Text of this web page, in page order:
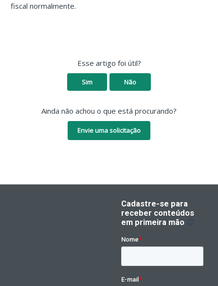
fiscal normalmente.
Esse artigo foi útil?
Sim Não
Ainda não achou o que está procurando?
Envie uma solicitação